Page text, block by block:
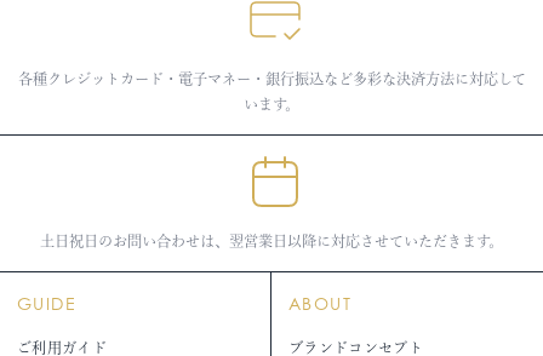
各種クレジットカード・電子マネー・銀行振込など多彩な決済方法に対応して
います。
土日祝日のお問い合わせは、翌営業日以降に対応させていただきます。
GUIDE
ご利用ガイド
ABOUT
ブランドコンセプト